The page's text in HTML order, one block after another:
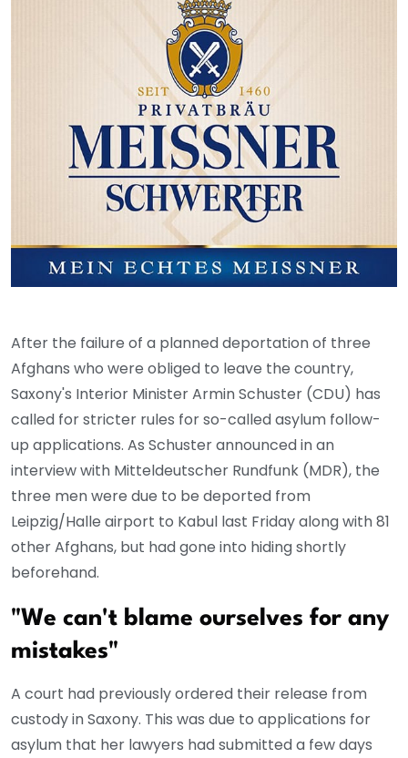
After the failure of a planned deportation of three
Afghans who were obliged to leave the country,
Saxony's Interior Minister Armin Schuster (CDU) has
called for stricter rules for so-called asylum follow-
up applications. As Schuster announced in an
interview with Mitteldeutscher Rundfunk (MDR), the
three men were due to be deported from
Leipzig/Halle airport to Kabul last Friday along with 81
other Afghans, but had gone into hiding shortly
beforehand.
"We can't blame ourselves for any
mistakes"
A court had previously ordered their release from
custody in Saxony. This was due to applications for
asylum that her lawyers had submitted a few days